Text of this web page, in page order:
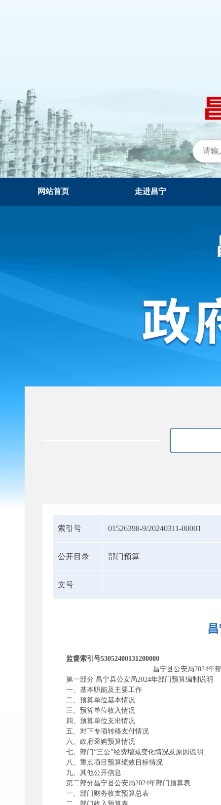
网站首页 走进昌宁
索引号 01526398-9/20240311-00001
公开目录 部门预算
文号
监督索引号53052400131200000
昌宁县公安局2024年部门预
第一部分 昌宁县公安局2024年部门预算编制说明
一、基本职能及主要工作
二、预算单位基本情况
三、预算单位收入情况
四、预算单位支出情况
五、对下专项转移支付情况
六、政府采购预算情况
七、部门“三公”经费增减变化情况及原因说明
八、重点项目预算绩效目标情况
九、其他公开信息
第二部分昌宁县公安局2024年部门预算表
一、部门财务收支预算总表